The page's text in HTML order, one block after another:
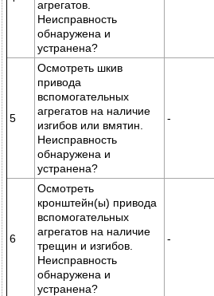
агрегатов.
Неисправность
обнаружена и
устранена?
5
Осмотреть шкив
привода
вспомогательных
агрегатов на наличие
изгибов или вмятин.
Неисправность
обнаружена и
устранена?
-
6
Осмотреть
кронштейн(ы) привода
вспомогательных
агрегатов на наличие
трещин и изгибов.
Неисправность
обнаружена и
устранена?
-